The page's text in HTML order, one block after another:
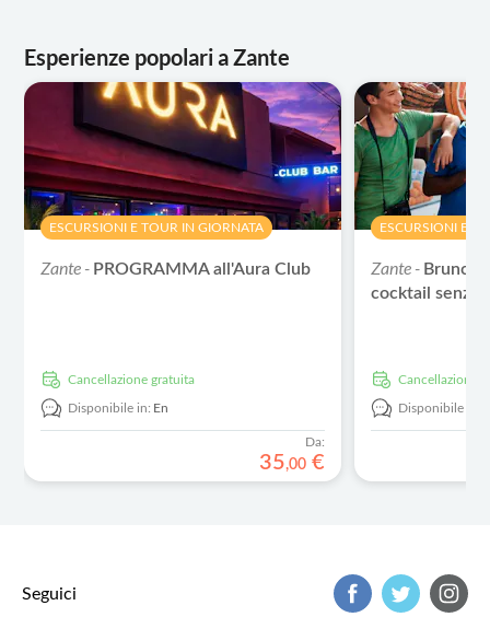
Esperienze popolari a Zante
ESCURSIONI E TOUR IN GIORNATA
Zante - PROGRAMMA all'Aura Club
Cancellazione gratuita
Disponibile in: En
Da:
35,00 €
ESCURSIONI E
Zante - Brunch
cocktail senza
Cancellazione
Disponibile in:
Seguici